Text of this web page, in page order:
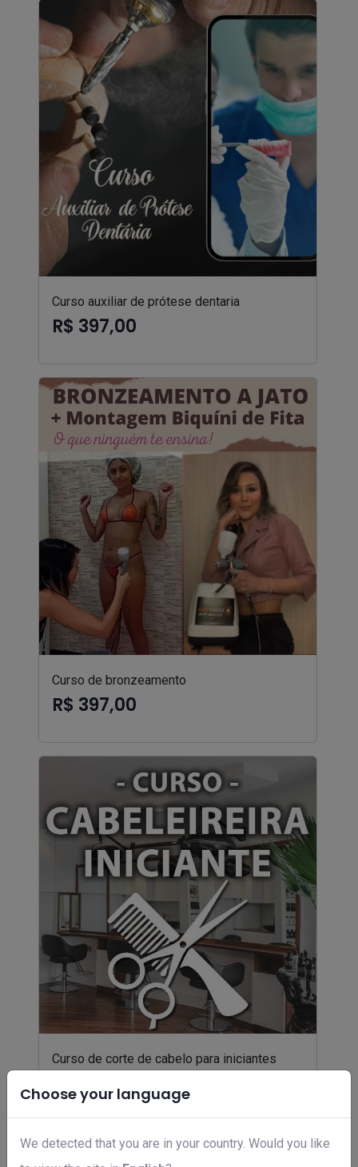
Choose your language
We detected that you are in your country. Would you like
Curso auxiliar de prótese dentaria
R$ 397,00
Curso de bronzeamento
R$ 397,00
Curso de corte de cabelo para iniciantes
R$ 99,00